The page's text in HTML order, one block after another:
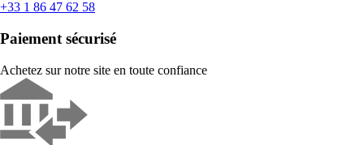
+33 1 86 47 62 58
Paiement sécurisé
Achetez sur notre site en toute confiance